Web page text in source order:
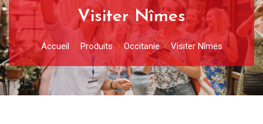
Visiter Nîmes
Accueil Produits Occitanie Visiter Nîmes